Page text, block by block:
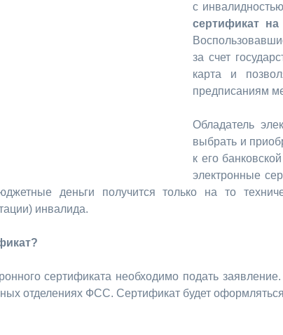
с
сертификат
за счет
карта и
предписаниям
Обладатель
выбрать и
к его
электронные
деньги получится только на то
инвалида.
сертификата необходимо подать
отделениях ФСС. Сертификат будет